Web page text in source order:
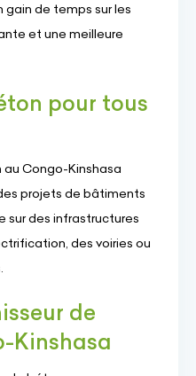
de temps sur les
et une meilleure
pour tous
Congo-Kinshasa
projets de bâtiments
sur des infrastructures
des voiries ou
de
Kinshasa